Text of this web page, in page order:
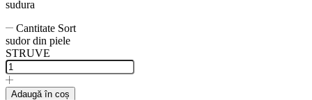
sudura
Cantitate Sort
sudor din piele
STRUVE
Adaugă în coș